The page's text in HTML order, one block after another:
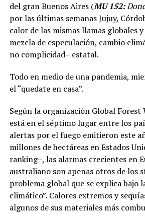
del gran Buenos Aires (MU 152:
por las últimas semanas Jujuy,
calor de las mismas llamas globales
mezcla de especulación, cambio
no complicidad– estatal.
Todo en medio de una pandemia,
el “quedate en casa”.
Según la organización Global
está en el séptimo lugar entre los
alertas por el fuego emitieron este
millones de hectáreas en Estados
ranking–, las alarmas crecientes en
australiano son apenas otros de los
problema global que se explica bajo
climático”. Calores extremos y
algunos de sus materiales más